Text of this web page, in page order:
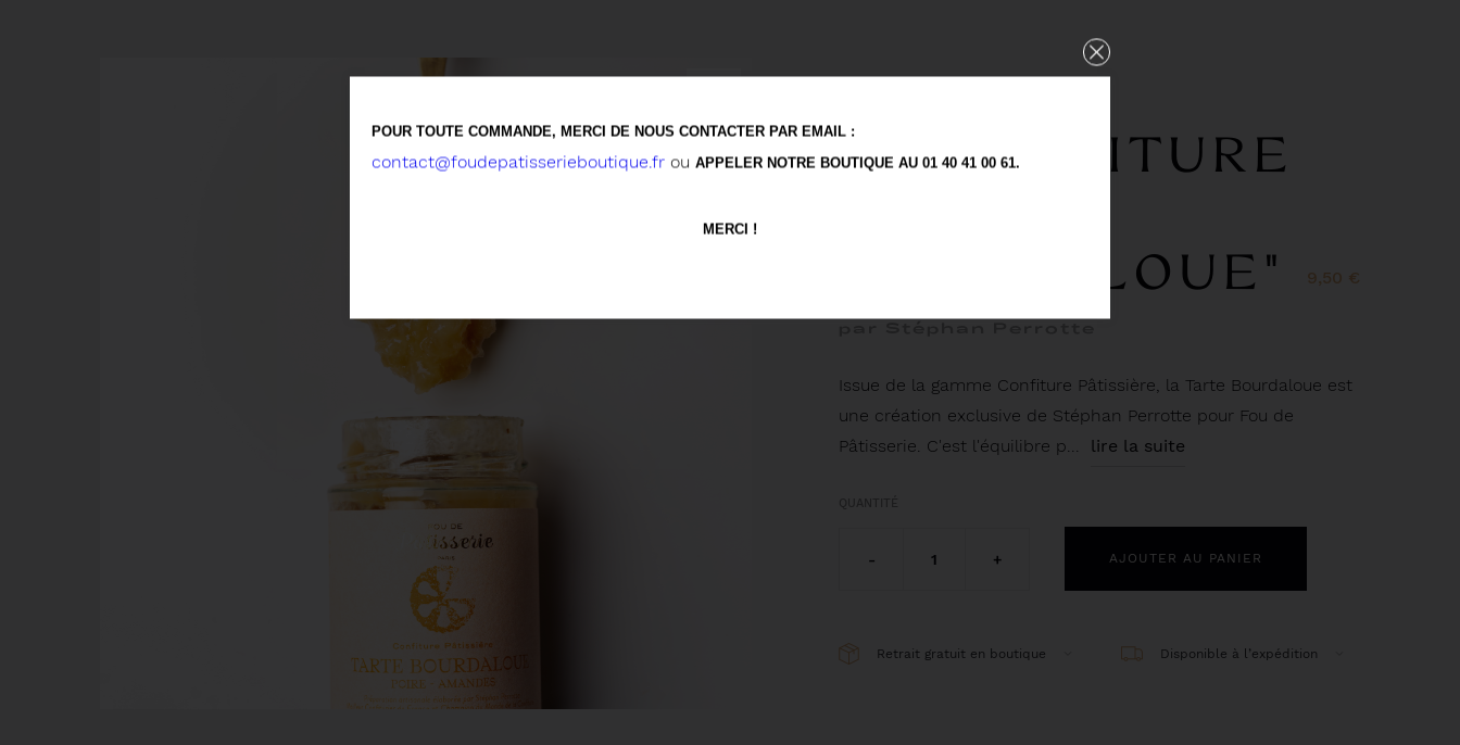
POUR TOUTE COMMANDE, MERCI DE NOUS CONTACTER PAR EMAIL :
contact@foudepatisserieboutique.fr ou APPELER NOTRE BOUTIQUE AU 01 40 41 00 61.
MERCI !
LA CONFITURE
BOURDALOUE"
9,50 €
Issue de la gamme Confiture Pâtissière, la Tarte Bourdaloue est
une création exclusive de Stéphan Perrotte pour Fou de
Pâtisserie. C'est l'équilibre p... lire la suite
- 1 + AJOUTER AU PANIER
Retrait gratuit en boutique Disponible à l’expédition